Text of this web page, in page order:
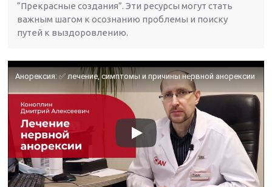
“Прекрасные создания”. Эти ресурсы могут стать
важным шагом к осознанию проблемы и поиску
путей к выздоровлению.
Анорексия: ✅ лечение, симптомы и причины нервной анорексии